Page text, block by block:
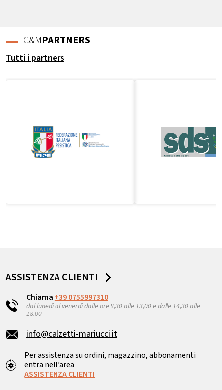
C&MPARTNERS
Tutti i partners
ASSISTENZA CLIENTI
Chiama +39 0755997310
dal lunedì al venerdì dalle ore 8,30 alle 13,00 e dalle 14,30 alle
18.00
info@calzetti-mariucci.it
Per assistenza su ordini, magazzino, abbonamenti
entra nell’area
ASSISTENZA CLIENTI